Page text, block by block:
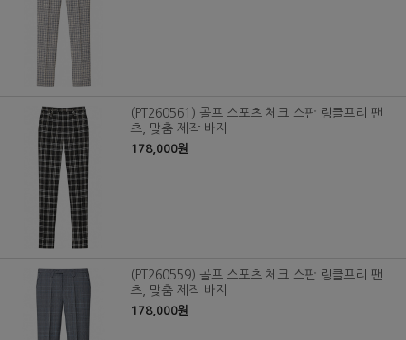
(PT260561) 골프 스포츠 체크 스판 링클프리 팬
츠, 맞춤 제작 바지
178,000원
(PT260559) 골프 스포츠 체크 스판 링클프리 팬
츠, 맞춤 제작 바지
178,000원